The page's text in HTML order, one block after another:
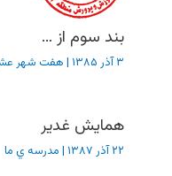
بند سوم از …
۳ آذر ۱۳۸۵ | هفت شهر
همایش غدیر
۲۲ آذر ۱۳۸۷ | مدرسه ي ما